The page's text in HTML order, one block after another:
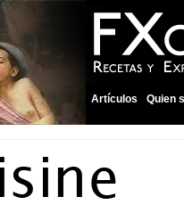
Artículos Quien